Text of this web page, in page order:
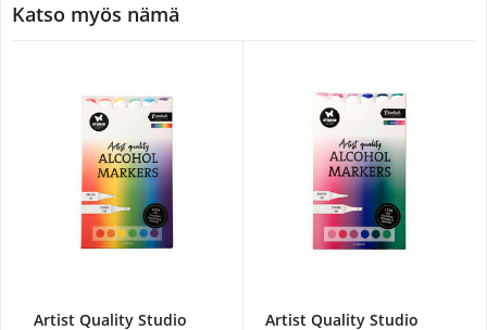
Katso myös nämä
Artist Quality Studio Artist Quality Studio